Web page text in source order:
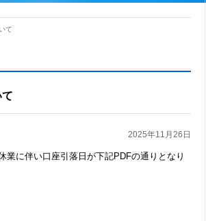
て
2025年11月26日
に伴い口座引落日が下記PDFの通りとなり